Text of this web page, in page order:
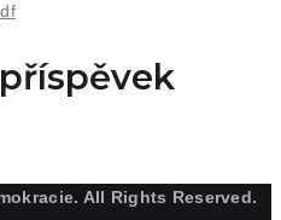
All Rights Reserved.